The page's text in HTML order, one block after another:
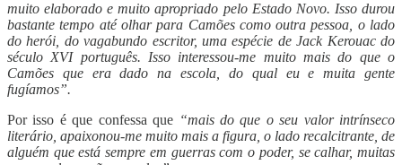
muito elaborado e muito apropriado pelo Estado Novo. Isso durou
bastante tempo até olhar para Camões como outra pessoa, o lado
do herói, do vagabundo escritor, uma espécie de Jack Kerouac do
século XVI português. Isso interessou-me muito mais do que o
Camões que era dado na escola, do qual eu e muita gente
fugíamos”.
Por isso é que confessa que “mais do que o seu valor intrínseco
literário, apaixonou-me muito mais a figura, o lado recalcitrante, de
alguém que está sempre em guerras com o poder, se calhar, muitas